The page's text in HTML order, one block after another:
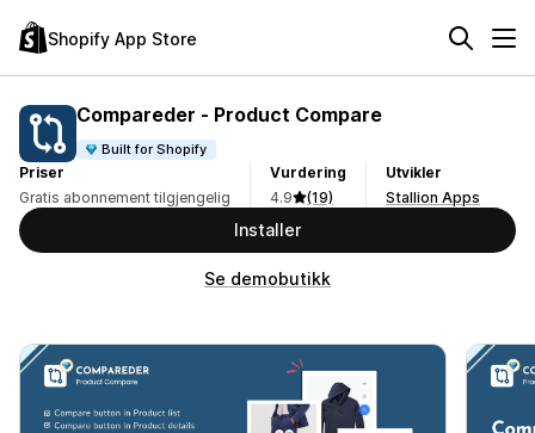
Shopify App Store
Compareder ‑ Product Compare
Built for Shopify
Priser
Gratis abonnement tilgjengelig
Vurdering
4.9
(19)
Utvikler
Stallion Apps
Installer
Se demobutikk